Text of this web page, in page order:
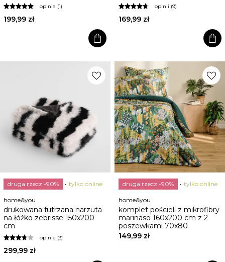
opinia (1)
199,99 zł
shopping_bag
opinii (9)
169,99 zł
shopping_bag
favorite
druga rzecz -90% tylko online
home&you
drukowana futrzana narzuta
na łóżko zebrisse 150x200
cm
opinie (3)
299,99 zł
favorite
druga rzecz -90% tylko online
home&you
komplet pościeli z mikrofibry
marinaso 160x200 cm z 2
poszewkami 70x80
149,99 zł